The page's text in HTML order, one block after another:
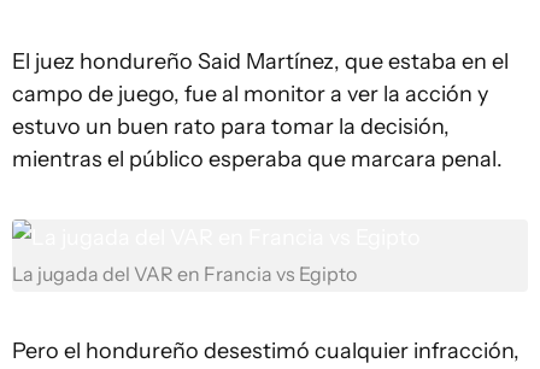
El juez hondureño Said Martínez, que estaba en el
campo de juego, fue al monitor a ver la acción y
estuvo un buen rato para tomar la decisión,
mientras el público esperaba que marcara penal.
La jugada del VAR en Francia vs Egipto
Pero el hondureño desestimó cualquier infracción,